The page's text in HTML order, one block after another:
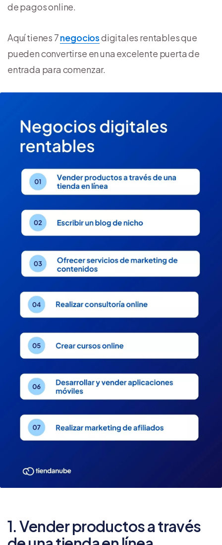
de pagos online.
Aquí tienes 7negociosdigitales rentables que
pueden convertirse en una excelente puerta de
entrada para comenzar.
1. Vender productos a través